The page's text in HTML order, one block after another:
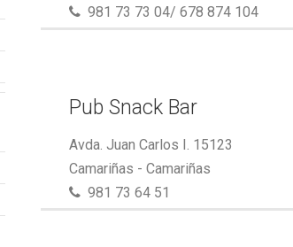
981 73 73 04/ 678 874 104
Pub Snack Bar
Avda. Juan Carlos I. 15123
Camariñas - Camariñas
981 73 64 51